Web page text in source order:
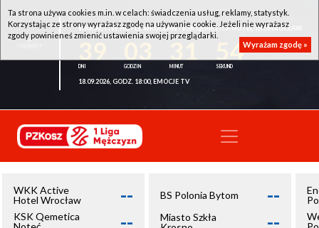
WKK ACTIVE HOTEL WROCŁAW - KSK QEMETICA NOTEĆ INOWROCŁAW
54
18.09.2026, GODZ. 18:00, EMOCJE TV
WKK Active
Hotel Wrocław
--
KSK Qemetica
--
BS Polonia Bytom --
Miasto Szkła
--
Ta strona używa cookies m.in. w celach: świadczenia usług, reklamy, statystyk.
Korzystając ze strony wyrażasz zgodę na używanie cookie. Jeżeli nie wyrażasz
zgody powinieneś zmienić ustawienia swojej przeglądarki.
Wyrażam zgodę »